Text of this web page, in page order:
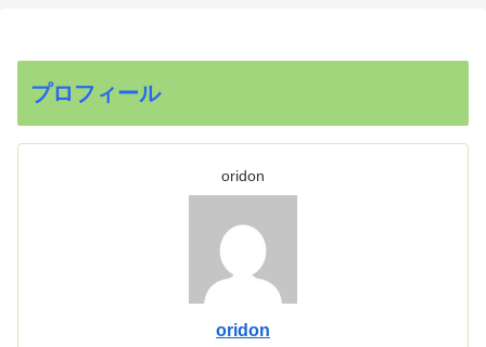
プロフィール
oridon
oridon